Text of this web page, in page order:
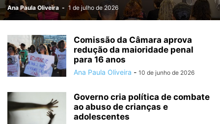
Ana Paula Oliveira - 1 de julho de 2026
Comissão da Câmara aprova
redução da maioridade penal
para 16 anos
Ana Paula Oliveira - 10 de junho de 2026
Governo cria política de combate
ao abuso de crianças e
adolescentes